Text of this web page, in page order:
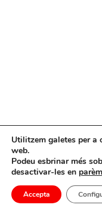
Utilitzem galetes per a
web.
Podeu esbrinar més
desactivar-les en
Accepta